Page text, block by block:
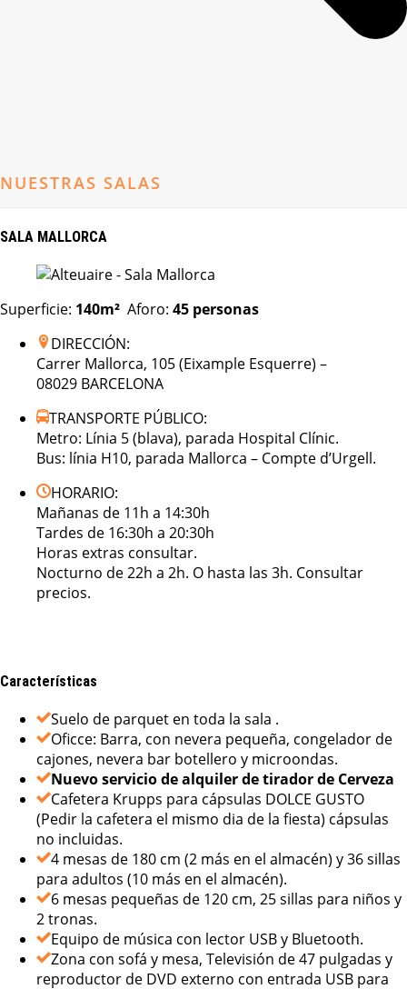
NUESTRAS SALAS
SALA MALLORCA
Superficie: 140m² Aforo: 45 personas
DIRECCIÓN:
Carrer Mallorca, 105 (Eixample Esquerre) –
08029 BARCELONA
TRANSPORTE PÚBLICO:
Metro: Línia 5 (blava), parada Hospital Clínic.
Bus: línia H10, parada Mallorca – Compte d’Urgell.
HORARIO:
Mañanas de 11h a 14:30h
Tardes de 16:30h a 20:30h
Horas extras consultar.
Nocturno de 22h a 2h. O hasta las 3h. Consultar
precios.
Características
Suelo de parquet en toda la sala .
Oficce: Barra, con nevera pequeña, congelador de
cajones, nevera bar botellero y microondas.
Nuevo servicio de alquiler de tirador de Cerveza
Cafetera Krupps para cápsulas DOLCE GUSTO
(Pedir la cafetera el mismo dia de la fiesta) cápsulas
no incluidas.
4 mesas de 180 cm (2 más en el almacén) y 36 sillas
para adultos (10 más en el almacén).
6 mesas pequeñas de 120 cm, 25 sillas para niños y
2 tronas.
Equipo de música con lector USB y Bluetooth.
Zona con sofá y mesa, Televisión de 47 pulgadas y
reproductor de DVD externo con entrada USB para